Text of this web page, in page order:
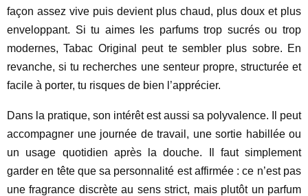
façon assez vive puis devient plus chaud, plus doux et plus
enveloppant. Si tu aimes les parfums trop sucrés ou trop
modernes, Tabac Original peut te sembler plus sobre. En
revanche, si tu recherches une senteur propre, structurée et
facile à porter, tu risques de bien l’apprécier.
Dans la pratique, son intérêt est aussi sa polyvalence. Il peut
accompagner une journée de travail, une sortie habillée ou
un usage quotidien après la douche. Il faut simplement
garder en tête que sa personnalité est affirmée : ce n’est pas
une fragrance discrète au sens strict, mais plutôt un parfum